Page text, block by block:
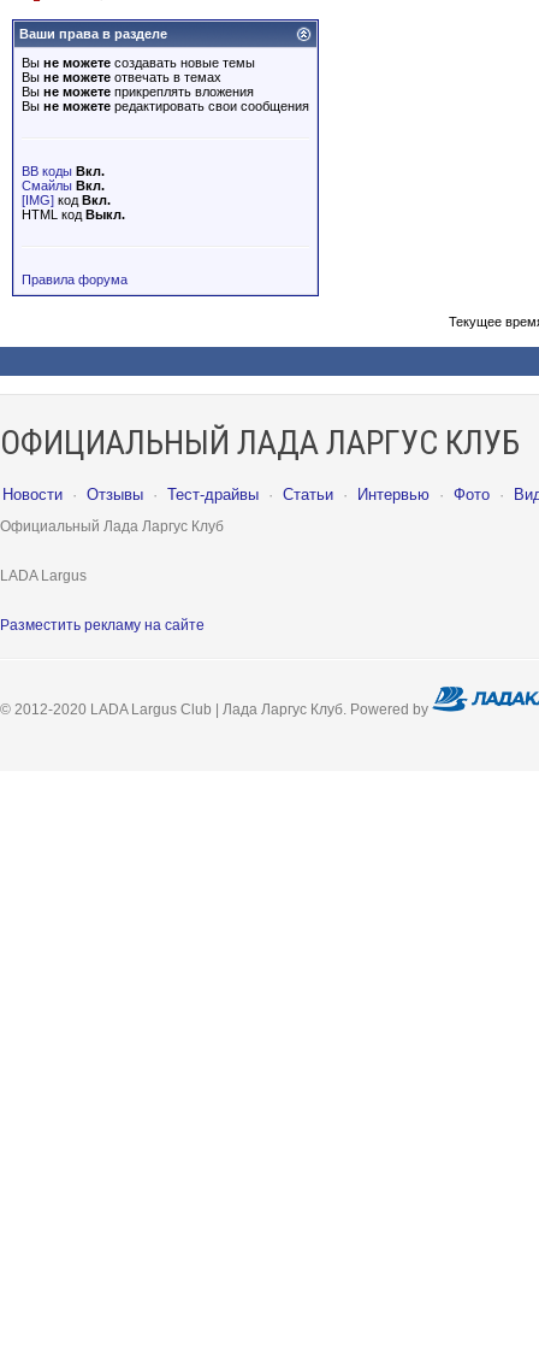
Ваши права в разделе
Вы не можете создавать новые темы
Вы не можете отвечать в темах
Вы не можете прикреплять вложения
Вы не можете редактировать свои сообщения
BB коды Вкл.
Смайлы Вкл.
[IMG] код Вкл.
HTML код Выкл.
Правила форума
Текущее
ОФИЦИАЛЬНЫЙ ЛАДА ЛАРГУС КЛУБ
Новости · Отзывы · Тест-драйвы · Статьи · Интервью · Фото ·
Официальный Лада Ларгус Клуб
LADA Largus
Разместить рекламу на сайте
© 2012-2020 LADA Largus Club | Лада Ларгус Клуб. Powered by